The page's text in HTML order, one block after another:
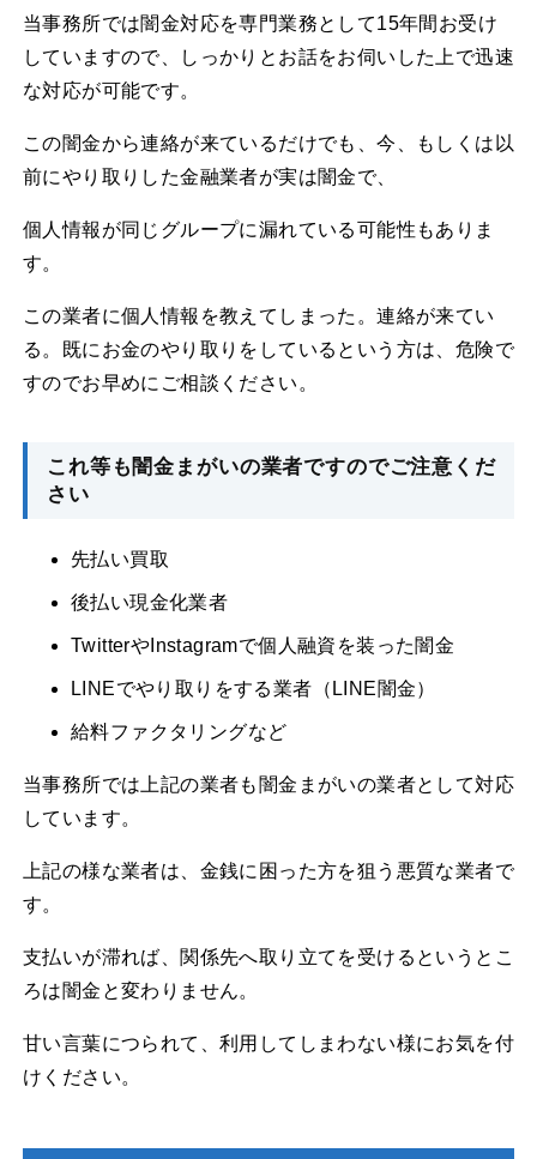
当事務所では闇金対応を専門業務として15年間お受け
していますので、しっかりとお話をお伺いした上で迅速
な対応が可能です。
この闇金から連絡が来ているだけでも、今、もしくは以
前にやり取りした金融業者が実は闇金で、
個人情報が同じグループに漏れている可能性もありま
す。
この業者に個人情報を教えてしまった。連絡が来てい
る。既にお金のやり取りをしているという方は、危険で
すのでお早めにご相談ください。
これ等も闇金まがいの業者ですのでご注意くだ
さい
先払い買取
後払い現金化業者
TwitterやInstagramで個人融資を装った闇金
LINEでやり取りをする業者（LINE闇金）
給料ファクタリングなど
当事務所では上記の業者も闇金まがいの業者として対応
しています。
上記の様な業者は、金銭に困った方を狙う悪質な業者で
す。
支払いが滞れば、関係先へ取り立てを受けるというとこ
ろは闇金と変わりません。
甘い言葉につられて、利用してしまわない様にお気を付
けください。